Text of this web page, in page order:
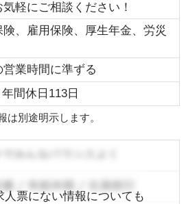
軽にご相談ください！
険、雇用保険、厚生年金、労災
営業時間に準ずる
間休日113日
別途明示します。
人票にない情報についても